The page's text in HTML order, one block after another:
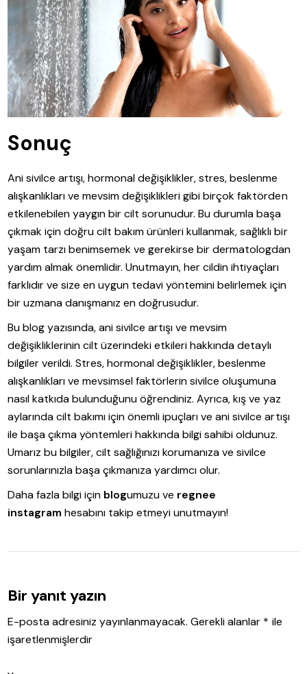
Sonuç
Ani sivilce artışı, hormonal değişiklikler, stres, beslenme
alışkanlıkları ve mevsim değişiklikleri gibi birçok faktörden
etkilenebilen yaygın bir cilt sorunudur. Bu durumla başa
çıkmak için doğru cilt bakım ürünleri kullanmak, sağlıklı bir
yaşam tarzı benimsemek ve gerekirse bir dermatologdan
yardım almak önemlidir. Unutmayın, her cildin ihtiyaçları
farklıdır ve size en uygun tedavi yöntemini belirlemek için
bir uzmana danışmanız en doğrusudur.
Bu blog yazısında, ani sivilce artışı ve mevsim
değişikliklerinin cilt üzerindeki etkileri hakkında detaylı
bilgiler verildi. Stres, hormonal değişiklikler, beslenme
alışkanlıkları ve mevsimsel faktörlerin sivilce oluşumuna
nasıl katkıda bulunduğunu öğrendiniz. Ayrıca, kış ve yaz
aylarında cilt bakımı için önemli ipuçları ve ani sivilce artışı
ile başa çıkma yöntemleri hakkında bilgi sahibi oldunuz.
Umarız bu bilgiler, cilt sağlığınızı korumanıza ve sivilce
sorunlarınızla başa çıkmanıza yardımcı olur.
Daha fazla bilgi için blogumuzu ve regnee
instagram hesabını takip etmeyi unutmayın!
Bir yanıt yazın
E-posta adresiniz yayınlanmayacak. Gerekli alanlar * ile
işaretlenmişlerdir